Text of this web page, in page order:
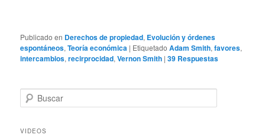
Publicado en Derechos de propiedad, Evolución y órdenes
espontáneos,Teoría económica | Etiquetado Adam Smith,favores,
intercambios,recirprocidad,Vernon Smith |39 Respuestas
u
c
VIDEOS